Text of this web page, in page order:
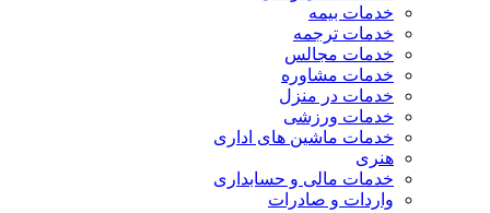
خدمات بیمه
خدمات ترجمه
خدمات مجالس
خدمات مشاوره
خدمات در منزل
خدمات ورزشی
خدمات ماشین های اداری
هنری
خدمات مالی و حسابداری
واردات و صادرات